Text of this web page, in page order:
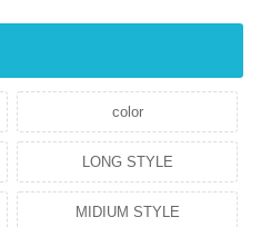
color
LONG STYLE
MIDIUM STYLE